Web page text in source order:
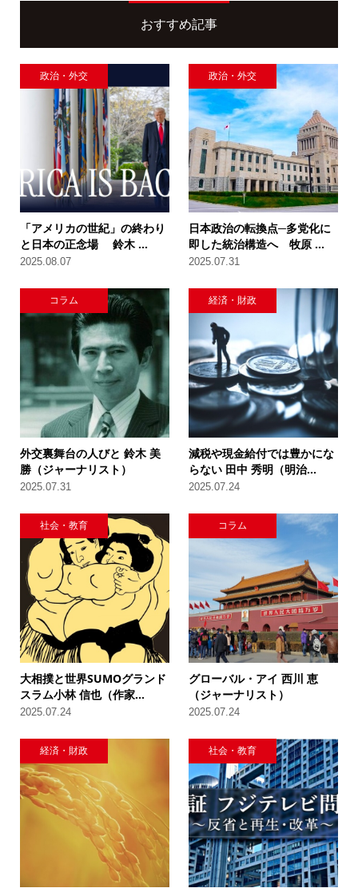
おすすめ記事
政治・外交
「アメリカの世紀」の終わり
と日本の正念場 鈴木 ...
2025.08.07
政治・外交
日本政治の転換点─多党化に
即した統治構造へ 牧原 ...
2025.07.31
コラム
外交裏舞台の人びと 鈴木 美
勝（ジャーナリスト）
2025.07.31
経済・財政
減税や現金給付では豊かにな
らない 田中 秀明（明治...
2025.07.24
社会・教育
大相撲と世界SUMOグランド
スラム小林 信也（作家...
2025.07.24
コラム
グローバル・アイ 西川 恵
（ジャーナリスト）
2025.07.24
経済・財政 社会・教育